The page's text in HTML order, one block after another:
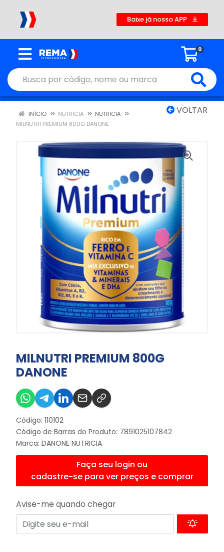
Baixe já nosso APP
0
VOLTAR
INÍCIO NUTRICIA
NUTRICIA
MILNUTRI PREMIUM 800G DANONE
MILNUTRI PREMIUM 800G
DANONE
Código: 110102
Código de Barras do Produto: 7891025107842
Marca: DANONE NUTRICIA
Faça seu login ou
cadastre-se para ver preços e comprar
Avise-me quando chegar